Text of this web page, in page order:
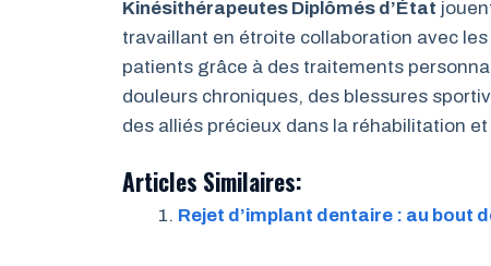
Kinésithérapeutes Diplômés d’État
travaillant en étroite collaboration avec
patients grâce à des traitements
douleurs chroniques, des blessures
des alliés précieux dans la réhabilitation
Articles Similaires:
Rejet d’implant dentaire : au bout